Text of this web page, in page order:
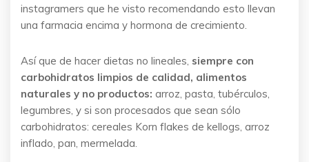
instagramers que he visto recomendando esto llevan
una farmacia encima y hormona de crecimiento.
Así que de hacer dietas no lineales, siempre con
carbohidratos limpios de calidad, alimentos
naturales y no productos: arroz, pasta, tubérculos,
legumbres, y si son procesados que sean sólo
carbohidratos: cereales Korn flakes de kellogs, arroz
inflado, pan, mermelada.